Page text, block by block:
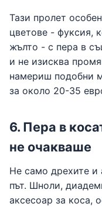
Тази пролет
цветове - фуксия,
жълто - с пера в
и не изисква
намериш подобни
за около 20-35
6. Пера в
не очакваше
Не само дрехите и
път. Шноли,
аксесоар за коса,